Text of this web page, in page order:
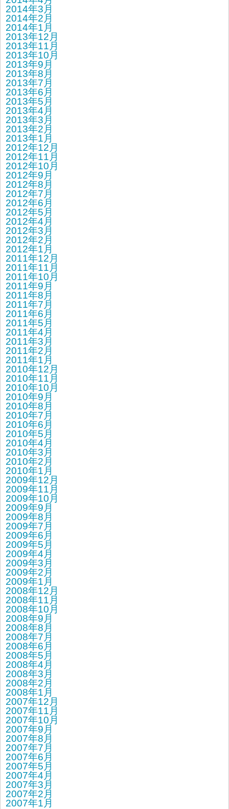
2014年3月
2014年2月
2014年1月
2013年12月
2013年11月
2013年10月
2013年9月
2013年8月
2013年7月
2013年6月
2013年5月
2013年4月
2013年3月
2013年2月
2013年1月
2012年12月
2012年11月
2012年10月
2012年9月
2012年8月
2012年7月
2012年6月
2012年5月
2012年4月
2012年3月
2012年2月
2012年1月
2011年12月
2011年11月
2011年10月
2011年9月
2011年8月
2011年7月
2011年6月
2011年5月
2011年4月
2011年3月
2011年2月
2011年1月
2010年12月
2010年11月
2010年10月
2010年9月
2010年8月
2010年7月
2010年6月
2010年5月
2010年4月
2010年3月
2010年2月
2010年1月
2009年12月
2009年11月
2009年10月
2009年9月
2009年8月
2009年7月
2009年6月
2009年5月
2009年4月
2009年3月
2009年2月
2009年1月
2008年12月
2008年11月
2008年10月
2008年9月
2008年8月
2008年7月
2008年6月
2008年5月
2008年4月
2008年3月
2008年2月
2008年1月
2007年12月
2007年11月
2007年10月
2007年9月
2007年8月
2007年7月
2007年6月
2007年5月
2007年4月
2007年3月
2007年2月
2007年1月